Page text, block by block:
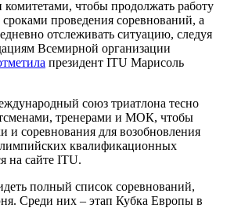
чтобы продолжать работу
проведения соревнований, а
отслеживать ситуацию, следуя
Всемирной организации
президент ITU Марисоль
союз триатлона тесно
тренерами и МОК, чтобы
и соревнования для возобновления
квалификационных
на сайте ITU.
полный список соревнований,
Среди них – этап Кубка Европы в